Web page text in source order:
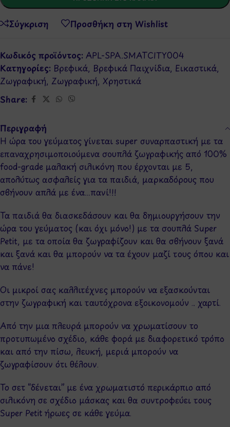
Σύγκριση Προσθήκη στη Wishlist
Κωδικός προϊόντος: APL-SPA.SMATCITY004
Κατηγορίες: Βρεφικά, Βρεφικά Παιχνίδια, Εικαστικά,
Ζωγραφική, Ζωγραφική, Χρηστικά
Share:
Περιγραφή
Η ώρα του γεύματος γίνεται super συναρπαστική με τα
επαναχρησιμοποιούμενα σουπλά ζωγραφικής από 100%
food-grade μαλακή σιλικόνη που έρχονται με 5,
απολύτως ασφαλείς για τα παιδιά, μαρκαδόρους που
σβήνουν απλά με ένα…πανί!!!
Τα παιδιά θα διασκεδάσουν και θα δημιουργήσουν την
ώρα του γεύματος (και όχι μόνο!) με τα σουπλά Super
Petit, με τα οποία θα ζωγραφίζουν και θα σβήνουν ξανά
και ξανά και θα μπορούν να τα έχουν μαζί τους όπου και
να πάνε!
Οι μικροί σας καλλιτέχνες μπορούν να εξασκούνται
στην ζωγραφική και ταυτόχρονα εξοικονομούν .. χαρτί.
Από την μια πλευρά μπορούν να χρωματίσουν το
προτυπωμένο σχέδιο, κάθε φορά με διαφορετικό τρόπο
και από την πίσω, λευκή, μεριά μπορούν να
ζωγραφίσουν ότι θέλουν.
Το σετ “δένεται” με ένα χρωματιστό περικάρπιο από
σιλικόνη σε σχέδιο μάσκας και θα συντροφεύει τους
Super Petit ήρωες σε κάθε γεύμα.